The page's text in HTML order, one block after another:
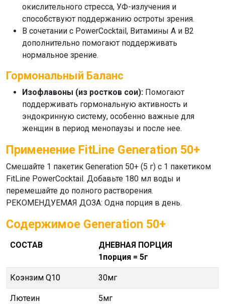
окислительного стресса, УФ-излучения и
способствуют поддержанию остроты зрения.
В сочетании с PowerCocktail, Витамины А и В2
дополнительно помогают поддерживать
нормальное зрение.
Гормональный Баланс
Изофлавоны (из ростков сои): Помогают
поддерживать гормональную активность и
эндокринную систему, особенно важные для
женщин в период менопаузы и после нее.
Применение FitLine Generation 50+
Смешайте 1 пакетик Generation 50+ (5 г) с 1 пакетиком
FitLine PowerCocktail. Добавьте 180 мл воды и
перемешайте до полного растворения.
РЕКОМЕНДУЕМАЯ ДОЗА: Одна порция в день.
Содержимое Generation 50+
СОСТАВ
ДНЕВНАЯ ПОРЦИЯ
1порция = 5г
Коэнзим Q10 30мг
Лютеин 5мг